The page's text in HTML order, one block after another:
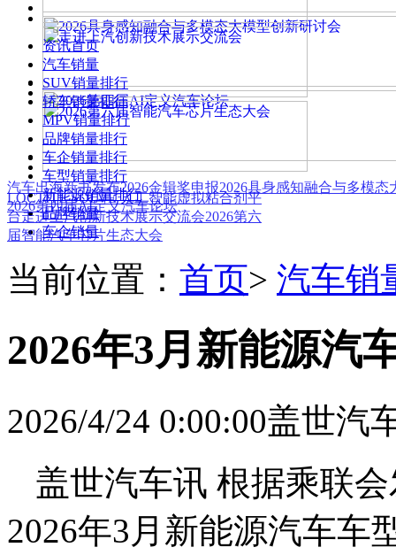
汽车出海新书发布2026金辑奖申报2026具身感知融合与多模态
2026第四届AI定义汽车论坛
LOCTITE SOLVE 人工智能虚拟粘合剂平
台走进上汽创新技术展示交流会2026第六
届智能汽车芯片生态大会
资讯首页
汽车销量
SUV销量排行
轿车销量排行
MPV销量排行
品牌销量排行
车企销量排行
车型销量排行
新能源销量排行
品牌销量
车企销量
当前位置： 首页> 汽车销
2026年3月新能源汽
2026/4/24 0:00:00盖世汽
盖世汽车讯 根据乘联
2026年3月新能源汽车车